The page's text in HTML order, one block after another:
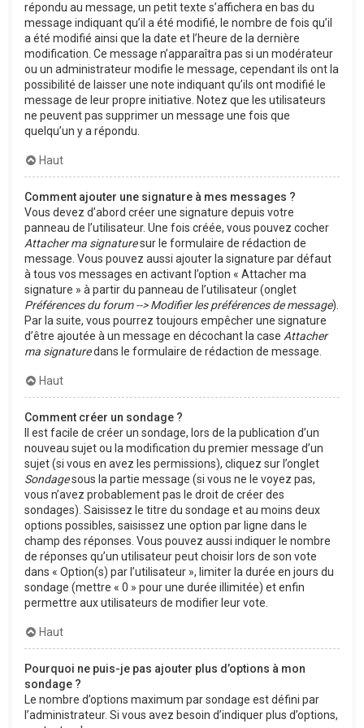
répondu au message, un petit texte s’affichera en bas du
message indiquant qu’il a été modifié, le nombre de fois qu’il
a été modifié ainsi que la date et l’heure de la dernière
modification. Ce message n’apparaîtra pas si un modérateur
ou un administrateur modifie le message, cependant ils ont la
possibilité de laisser une note indiquant qu’ils ont modifié le
message de leur propre initiative. Notez que les utilisateurs
ne peuvent pas supprimer un message une fois que
quelqu’un y a répondu.
Haut
Comment ajouter une signature à mes messages ?
Vous devez d’abord créer une signature depuis votre
panneau de l’utilisateur. Une fois créée, vous pouvez cocher
Attacher ma signaturesur le formulaire de rédaction de
message. Vous pouvez aussi ajouter la signature par défaut
à tous vos messages en activant l’option « Attacher ma
signature » à partir du panneau de l’utilisateur (onglet
Préférences du forum --> Modifier les préférences de message).
Par la suite, vous pourrez toujours empêcher une signature
d’être ajoutée à un message en décochant la case Attacher
ma signaturedans le formulaire de rédaction de message.
Haut
Comment créer un sondage ?
Il est facile de créer un sondage, lors de la publication d’un
nouveau sujet ou la modification du premier message d’un
sujet (si vous en avez les permissions), cliquez sur l’onglet
Sondagesous la partie message (si vous ne le voyez pas,
vous n’avez probablement pas le droit de créer des
sondages). Saisissez le titre du sondage et au moins deux
options possibles, saisissez une option par ligne dans le
champ des réponses. Vous pouvez aussi indiquer le nombre
de réponses qu’un utilisateur peut choisir lors de son vote
dans « Option(s) par l’utilisateur », limiter la durée en jours du
sondage (mettre « 0 » pour une durée illimitée) et enfin
permettre aux utilisateurs de modifier leur vote.
Haut
Pourquoi ne puis-je pas ajouter plus d’options à mon
sondage ?
Le nombre d’options maximum par sondage est défini par
l’administrateur. Si vous avez besoin d’indiquer plus d’options,